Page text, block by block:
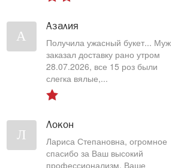
А
Азалия
Получила ужасный букет... Муж
заказал доставку рано утром
28.07.2026, все 15 роз были
слегка вялые,...
Л
Локон
Лариса Степановна, огромное
спасибо за Ваш высокий
профессионализм, Ваше